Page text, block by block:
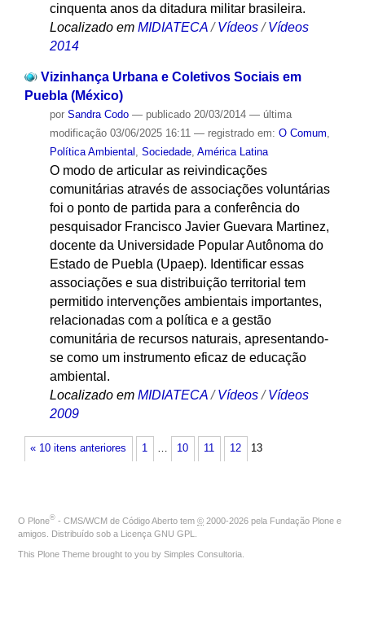
cinquenta anos da ditadura militar brasileira.
Localizado em MIDIATECA /Vídeos /Vídeos
2014
Vizinhança Urbana e Coletivos Sociais em
Puebla (México)
por Sandra Codo — publicado20/03/2014 — última
modificação03/06/2025 16:11 — registrado em: O Comum,
Política Ambiental , Sociedade, América Latina
O modo de articular as reivindicações
comunitárias através de associações voluntárias
foi o ponto de partida para a conferência do
pesquisador Francisco Javier Guevara Martinez,
docente da Universidade Popular Autônoma do
Estado de Puebla (Upaep). Identificar essas
associações e sua distribuição territorial tem
permitido intervenções ambientais importantes,
relacionadas com a política e a gestão
comunitária de recursos naturais, apresentando-
se como um instrumento eficaz de educação
ambiental.
Localizado em MIDIATECA /Vídeos /Vídeos
2009
« 10 itens anteriores 1 … 10 11 12 13
O Plone® - CMS/WCM de Código Aberto tem © 2000-2026 pela Fundação Plone e
amigos. Distribuído sob a Licença GNU GPL
This Plone Theme brought to you by Simples Consultoria